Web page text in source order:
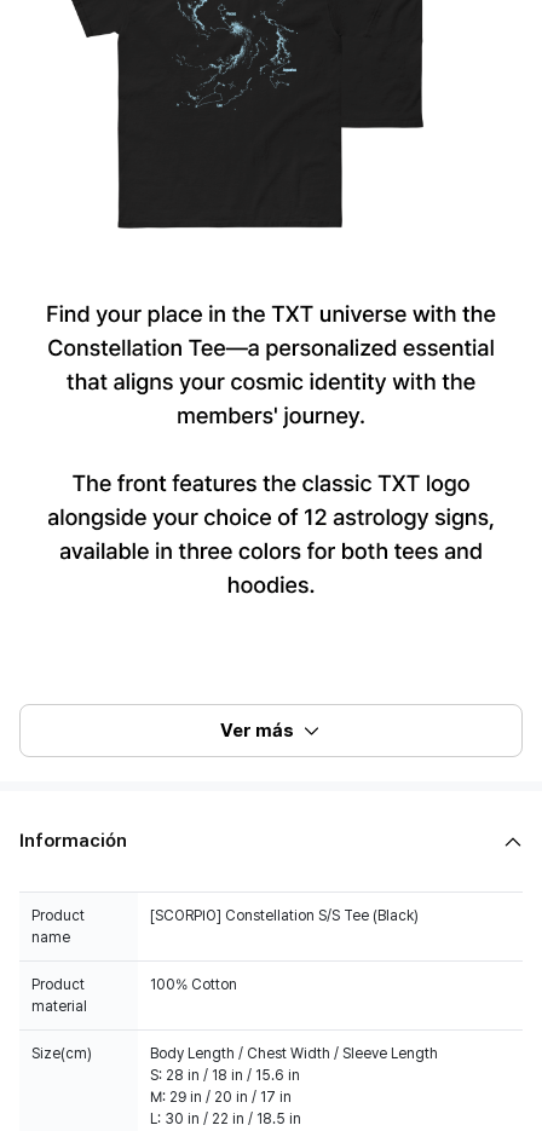
Ver más
Información
Product
name
[SCORPIO] Constellation S/S Tee (Black)
Product
material
100% Cotton
Size(cm)
Body Length / Chest Width / Sleeve Length
S: 28 in / 18 in / 15.6 in
M: 29 in / 20 in / 17 in
L: 30 in / 22 in / 18.5 in